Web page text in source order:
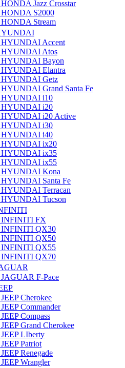
HONDA Jazz Crosstar
HONDA S2000
HONDA Stream
HYUNDAI Accent
HYUNDAI Atos
HYUNDAI Bayon
HYUNDAI Elantra
HYUNDAI Getz
HYUNDAI Grand Santa Fe
HYUNDAI i10
HYUNDAI i20
HYUNDAI i20 Active
HYUNDAI i30
HYUNDAI i40
HYUNDAI ix20
HYUNDAI ix35
HYUNDAI ix55
HYUNDAI Kona
HYUNDAI Santa Fe
HYUNDAI Terracan
HYUNDAI Tucson
INFINITI FX
INFINITI QX30
INFINITI QX50
INFINITI QX55
INFINITI QX70
JAGUAR F-Pace
Cherokee
Commander
Compass
Grand Cherokee
LIberty
Patriot
Renegade
Wrangler